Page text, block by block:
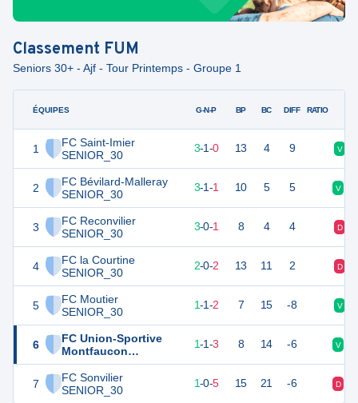
Classement FUM
Seniors 30+ - Ajf - Tour Printemps - Groupe 1
ÉQUIPES
1
FC Saint-Imier
SENIOR_30
2
FC Bévilard-Malleray
SENIOR_30
3
FC Reconvilier
SENIOR_30
4
FC la Courtine
SENIOR_30
5
FC Moutier
SENIOR_30
6
FC Union-Sportive
Montfaucon
SENIOR_30
7
FC Sonvilier
SENIOR_30
G-N-P BP BC DIFF RATIO
3-1-0 13 4 9 V
10 3-1-1 10 5 5 V
3-0-1 8 4 4 D
2-0-2 13 11 2 D
1-1-2 7 15 -8 V
4 1-1-3 8 14 -6 V
1-0-5 15 21 -6 D